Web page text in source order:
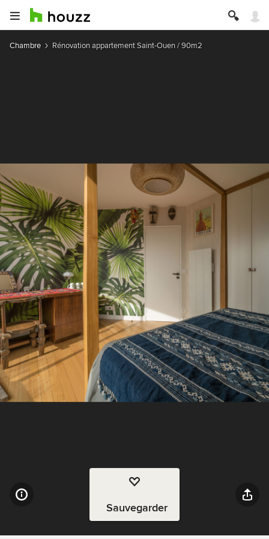
Chambre Rénovation appartement Saint-Ouen / 90m2
Sauvegarder